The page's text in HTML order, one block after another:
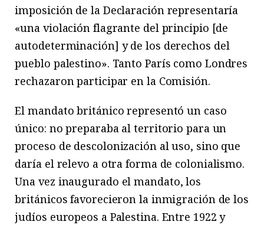
imposición de la Declaración representaría
«una violación flagrante del principio [de
autodeterminación] y de los derechos del
pueblo palestino». Tanto París como Londres
rechazaron participar en la Comisión.
El mandato británico representó un caso
único: no preparaba al territorio para un
proceso de descolonización al uso, sino que
daría el relevo a otra forma de colonialismo.
Una vez inaugurado el mandato, los
británicos favorecieron la inmigración de los
judíos europeos a Palestina. Entre 1922 y